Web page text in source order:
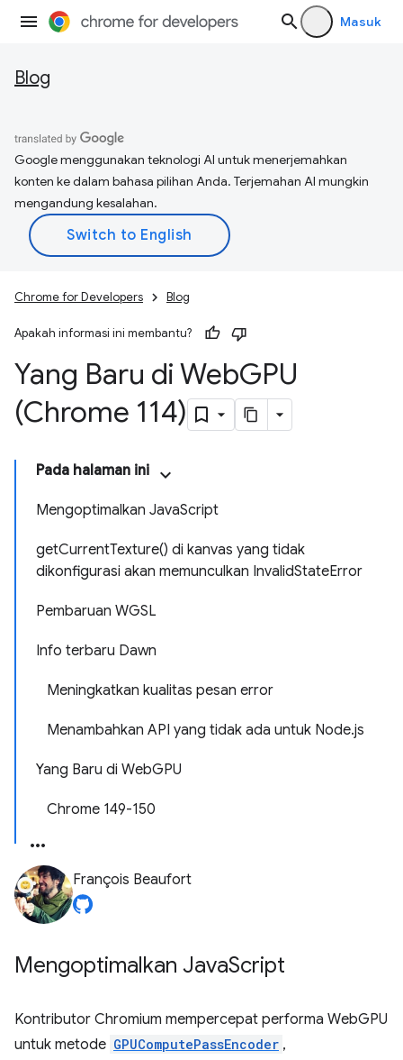
Masuk
Blog
Google menggunakan teknologi AI untuk menerjemahkan
konten ke dalam bahasa pilihan Anda. Terjemahan AI mungkin
mengandung kesalahan.
Chrome for Developers Blog
Apakah informasi ini membantu?
Yang Baru di WebGPU
(Chrome 114)
Pada halaman ini
Mengoptimalkan JavaScript
getCurrentTexture() di kanvas yang tidak
dikonfigurasi akan memunculkan InvalidStateError
Pembaruan WGSL
Info terbaru Dawn
Meningkatkan kualitas pesan error
Menambahkan API yang tidak ada untuk Node.js
Yang Baru di WebGPU
Chrome 149-150
François Beaufort
Mengoptimalkan JavaScript
Kontributor Chromium mempercepat performa WebGPU
untuk metode GPUComputePassEncoder ,